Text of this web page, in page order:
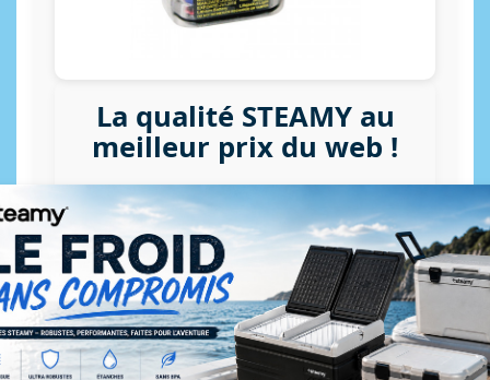
La qualité STEAMY au
meilleur prix du web !